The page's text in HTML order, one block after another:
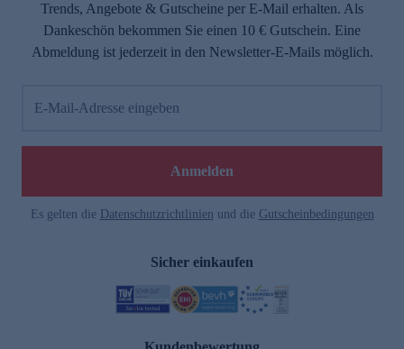
Trends, Angebote & Gutscheine per E-Mail erhalten. Als
Dankeschön bekommen Sie einen 10 € Gutschein. Eine
Abmeldung ist jederzeit in den Newsletter-E-Mails möglich.
E-Mail-Adresse eingeben
Anmelden
Es gelten die Datenschutzrichtlinien und die Gutscheinbedingungen
Sicher einkaufen